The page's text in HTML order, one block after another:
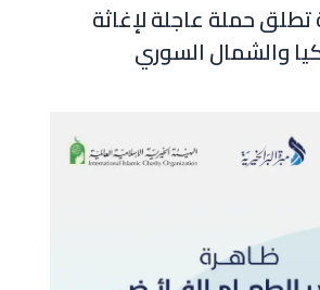
تطلق حملة عاجلة لإغاثة
والشمال السوري